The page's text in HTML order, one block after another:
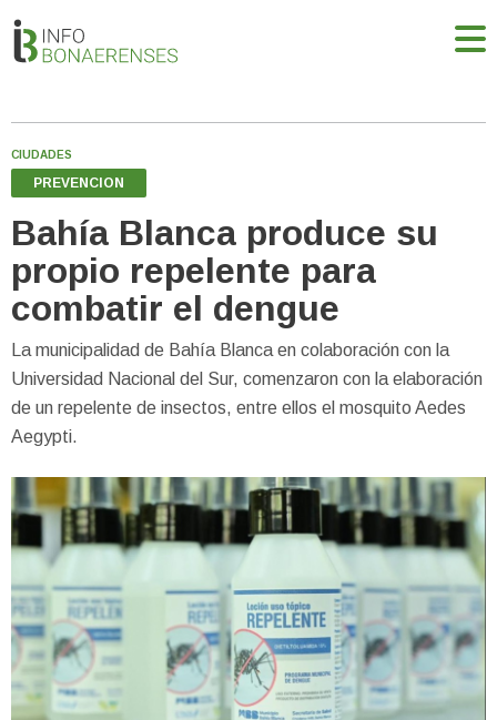
CIUDADES
PREVENCION
Bahía Blanca produce su
propio repelente para
combatir el dengue
La municipalidad de Bahía Blanca en colaboración con la
Universidad Nacional del Sur, comenzaron con la elaboración
de un repelente de insectos, entre ellos el mosquito Aedes
Aegypti.